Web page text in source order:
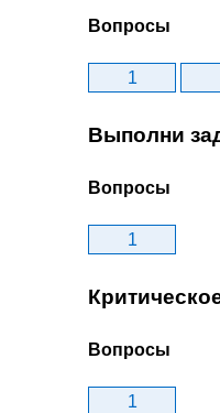
Вопросы
1
Выполни
Вопросы
1
Вопросы
1